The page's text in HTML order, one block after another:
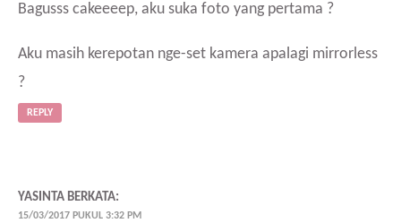
Bagusss cakeeeep, aku suka foto yang pertama ?
Aku masih kerepotan nge-set kamera apalagi mirrorless
?
REPLY
YASINTA BERKATA:
15/03/2017 PUKUL 3:32 PM